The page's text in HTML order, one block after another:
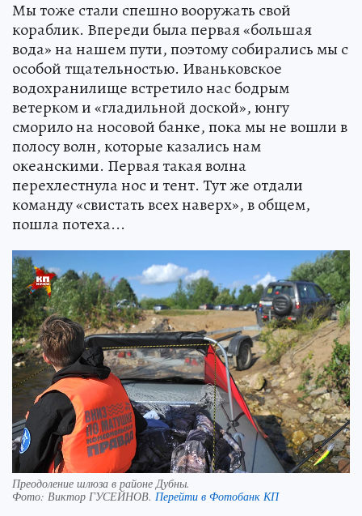
Мы тоже стали спешно вооружать свой
кораблик. Впереди была первая «большая
вода» на нашем пути, поэтому собирались мы с
особой тщательностью. Иваньковское
водохранилище встретило нас бодрым
ветерком и «гладильной доской», юнгу
сморило на носовой банке, пока мы не вошли в
полосу волн, которые казались нам
океанскими. Первая такая волна
перехлестнула нос и тент. Тут же отдали
команду «свистать всех наверх», в общем,
пошла потеха...
Преодоление шлюза в районе Дубны.
Фото: Виктор ГУСЕЙНОВ. Перейти в Фотобанк КП